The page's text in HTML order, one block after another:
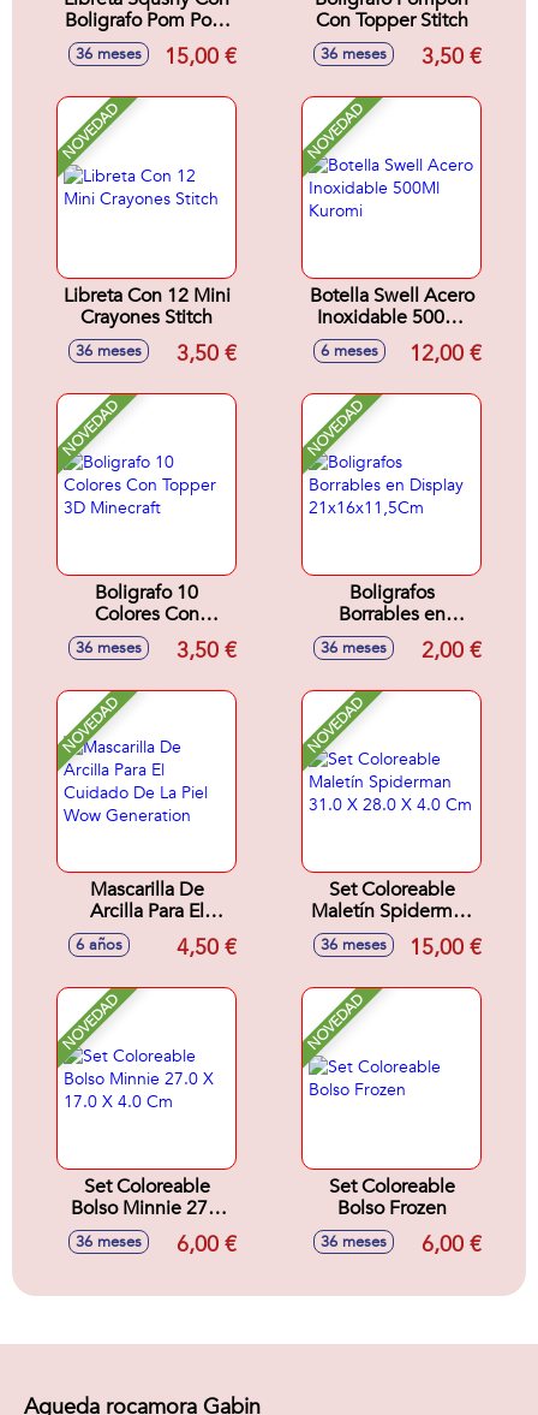
Boligrafo Pom Pom
Stitch
36 meses 15,00 €
Con Topper Stitch
36 meses 3,50 €
NOVEDAD
Libreta Con 12 Mini
Crayones Stitch
36 meses 3,50 €
NOVEDAD
Botella Swell Acero
Inoxidable 500Ml
Kuromi
6 meses 12,00 €
NOVEDAD
Boligrafo 10
Colores Con
Topper 3D
Minecraft
36 meses 3,50 €
NOVEDAD
Boligrafos
Borrables en
Display
21x16x11,5Cm
36 meses 2,00 €
NOVEDAD
Mascarilla De
Arcilla Para El
Cuidado De La Piel
Wow Generation
6 años 4,50 €
NOVEDAD
Set Coloreable
Maletín Spiderman
31.0 X 28.0 X 4.0
Cm
36 meses 15,00 €
NOVEDAD
Set Coloreable
Bolso Minnie 27.0
X 17.0 X 4.0 Cm
36 meses 6,00 €
NOVEDAD
Set Coloreable
Bolso Frozen
36 meses 6,00 €
Agueda rocamora Gabin